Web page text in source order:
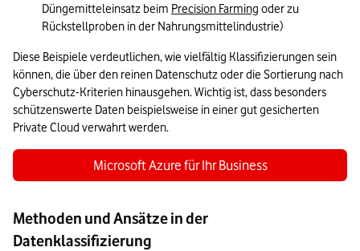
Düngemitteleinsatz beim Precision Farming oder zu
Rückstellproben in der Nahrungsmittelindustrie)
Diese Beispiele verdeutlichen, wie vielfältig Klassifizierungen sein
können, die über den reinen Datenschutz oder die Sortierung nach
Cyberschutz-Kriterien hinausgehen. Wichtig ist, dass besonders
schützenswerte Daten beispielsweise in einer gut gesicherten
Private Cloud verwahrt werden.
Microsoft Azure für Ihr Business
Methoden und Ansätze in der
Datenklassifizierung